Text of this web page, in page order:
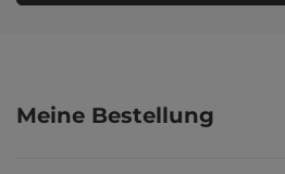
Meine Bestellung